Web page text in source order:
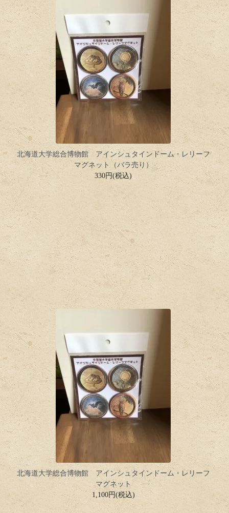
北海道大学総合博物館 アインシュタインドーム・レリーフ
マグネット（バラ売り）
330円(税込)
北海道大学総合博物館 アインシュタインドーム・レリーフ
マグネット
1,100円(税込)